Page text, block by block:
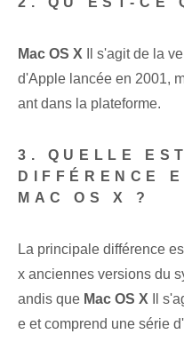
Mac OS X Il s'agit de la
d'Apple lancée en 2001,
ant dans la plateforme.
3. QUELLE
DIFFÉRENCE
MAC OS X ?
La principale différence
x anciennes versions du
andis que Mac OS X Il
e et comprend une série